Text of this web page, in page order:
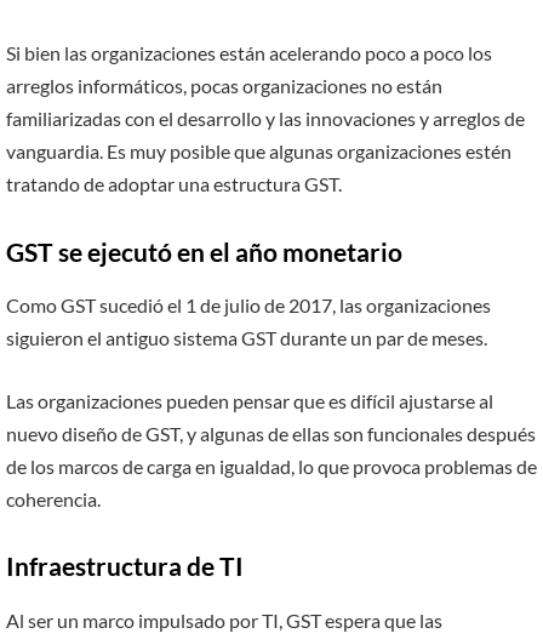
Si bien las organizaciones están acelerando poco a poco los
arreglos informáticos, pocas organizaciones no están
familiarizadas con el desarrollo y las innovaciones y arreglos de
vanguardia. Es muy posible que algunas organizaciones estén
tratando de adoptar una estructura GST.
GST se ejecutó en el año monetario
Como GST sucedió el 1 de julio de 2017, las organizaciones
siguieron el antiguo sistema GST durante un par de meses.
Las organizaciones pueden pensar que es difícil ajustarse al
nuevo diseño de GST, y algunas de ellas son funcionales después
de los marcos de carga en igualdad, lo que provoca problemas de
coherencia.
Infraestructura de TI
Al ser un marco impulsado por TI, GST espera que las